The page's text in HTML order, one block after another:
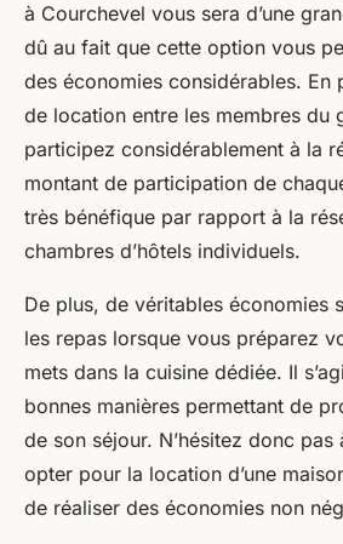
à Courchevel vous sera d’une
dû au fait que cette option vous
des économies considérables. En
de location entre les membres du
participez considérablement à la
montant de participation de
très bénéfique par rapport à la
chambres d’hôtels individuels.
De plus, de véritables économies
les repas lorsque vous préparez
mets dans la cuisine dédiée. Il
bonnes manières permettant de
de son séjour. N’hésitez donc
opter pour la location d’une
de réaliser des économies non